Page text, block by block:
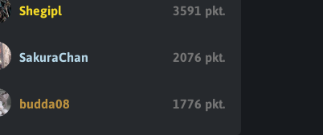
Shegipl 3591 pkt.
SakuraChan 2076 pkt.
budda08 1776 pkt.